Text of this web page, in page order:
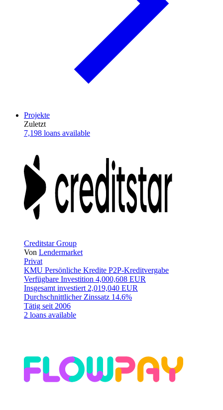
Projekte
Zuletzt
7,198 loans available
Creditstar Group
Von Lendermarket
Privat
KMU Persönliche Kredite P2P-Kreditvergabe
Verfügbare Investition 4,000,608 EUR
Insgesamt investiert 2,019,040 EUR
Durchschnittlicher Zinssatz 14.6%
Tätig seit 2006
2 loans available